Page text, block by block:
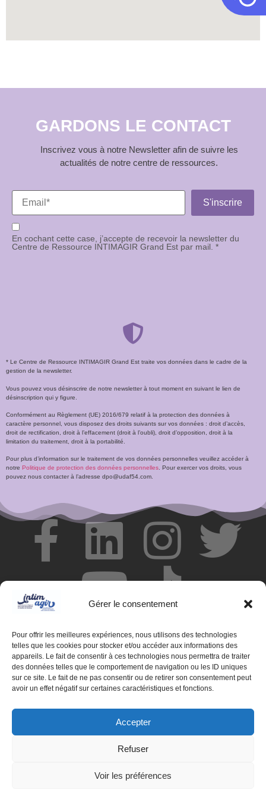
Gérer le consentement
Pour offrir les meilleures expériences, nous utilisons des technologies
telles que les cookies pour stocker et/ou accéder aux informations des
appareils. Le fait de consentir à ces technologies nous permettra de traiter
des données telles que le comportement de navigation ou les ID uniques
sur ce site. Le fait de ne pas consentir ou de retirer son consentement peut
avoir un effet négatif sur certaines caractéristiques et fonctions.
Accepter
Refuser
Voir les préférences
GARDONS LE CONTACT
Inscrivez vous à notre Newsletter afin de suivre les
actualités de notre centre de ressources.
En cochant cette case, j’accepte de recevoir la newsletter du
Centre de Ressource INTIMAGIR Grand Est par mail. *
* Le Centre de Ressource INTIMAGIR Grand Est traite vos données dans le cadre de la
gestion de la newsletter.
Vous pouvez vous désinscrire de notre newsletter à tout moment en suivant le lien de
désinscription qui y figure.
Conformément au Règlement (UE) 2016/679 relatif à la protection des données à
caractère personnel, vous disposez des droits suivants sur vos données : droit d’accès,
droit de rectification, droit à l’effacement (droit à l’oubli), droit d’opposition, droit à la
limitation du traitement, droit à la portabilité.
Pour plus d’information sur le traitement de vos données personnelles veuillez accéder à
notre Politique de protection des données personnelles. Pour exercer vos droits, vous
pouvez nous contacter à l’adresse dpo@udaf54.com.
© Centre de ressources INTIMAGIR Grand Est – 124 rue de
Newcastle 54000 NANCY
Mentions légales
Politique de confidentialité